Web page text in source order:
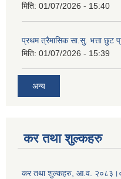
मिति: 01/07/2026 - 15:40
प्रथम त्रैमासिक सा.सु. भत्ता
मिति: 01/07/2026 - 15:39
अन्य
कर तथा शुल्कहरु
कर तथा शुल्कहरु, आ.व.